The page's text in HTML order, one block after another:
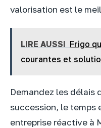
valorisation est le
LIRE AUSSI Frigo
courantes et
Demandez les délais
succession, le temps
entreprise réactive à